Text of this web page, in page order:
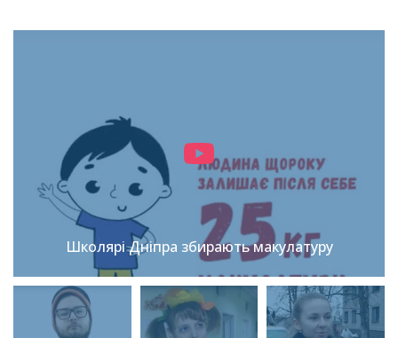
Школярі Дніпра збирають макулатуру